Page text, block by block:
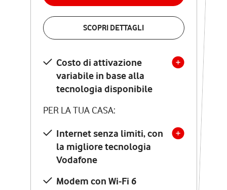
SCOPRI DETTAGLI
Costo di attivazione
variabile in base alla
tecnologia disponibile
PER LA TUA CASA:
Internet senza limiti, con
la migliore tecnologia
Vodafone
Modem con Wi-Fi 6
VERIFICA LA COPERTURA
Costo di attivazione
variabile in base alla
tecnologia disponibile
PER LA TUA CASA:
Internet senza limiti, con
la migliore tecnologia
Vodafone
Modem Seven con Wi-Fi 7
Chiamate illimitate verso
numeri fissi e mobili